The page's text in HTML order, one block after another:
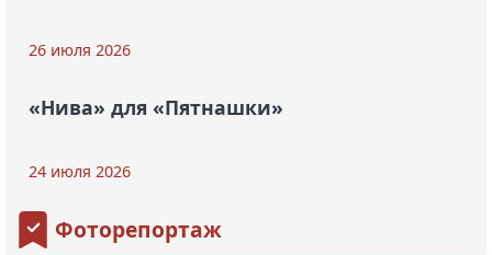
26 июля 2026
«Нива» для «Пятнашки»
24 июля 2026
Фоторепортаж